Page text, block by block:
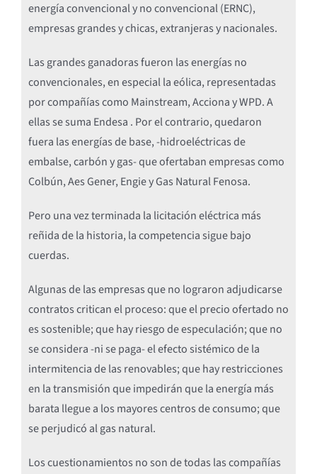
energía convencional y no convencional (ERNC),
empresas grandes y chicas, extranjeras y nacionales.
Las grandes ganadoras fueron las energías no
convencionales, en especial la eólica, representadas
por compañías como Mainstream, Acciona y WPD. A
ellas se suma Endesa . Por el contrario, quedaron
fuera las energías de base, -hidroeléctricas de
embalse, carbón y gas- que ofertaban empresas como
Colbún, Aes Gener, Engie y Gas Natural Fenosa.
Pero una vez terminada la licitación eléctrica más
reñida de la historia, la competencia sigue bajo
cuerdas.
Algunas de las empresas que no lograron adjudicarse
contratos critican el proceso: que el precio ofertado no
es sostenible; que hay riesgo de especulación; que no
se considera -ni se paga- el efecto sistémico de la
intermitencia de las renovables; que hay restricciones
en la transmisión que impedirán que la energía más
barata llegue a los mayores centros de consumo; que
se perjudicó al gas natural.
Los cuestionamientos no son de todas las compañías